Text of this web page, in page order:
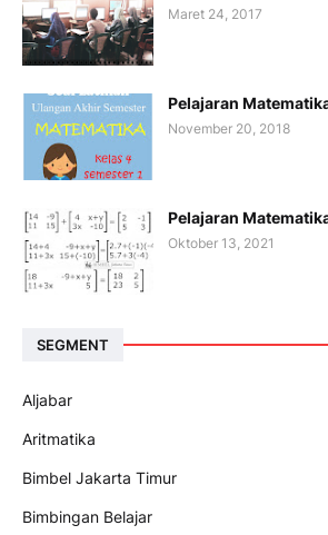
Maret 24, 2017
Pelajaran
November 20, 2018
Pelajaran
Oktober 13, 2021
SEGMENT
Aljabar
Aritmatika
Bimbel Jakarta Timur
Bimbingan Belajar